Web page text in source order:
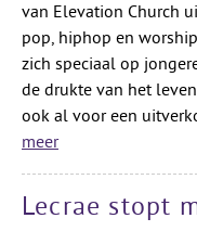
van Elevation Church
pop, hiphop en
zich speciaal op
de drukte van het
ook al voor een
meer
Lecrae stopt